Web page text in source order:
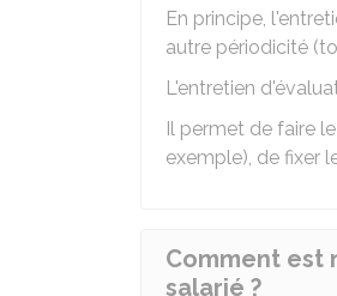
En principe,
autre périodicité
L'entretien
Il permet de faire
exemple), de fixer
Comment est
salarié ?